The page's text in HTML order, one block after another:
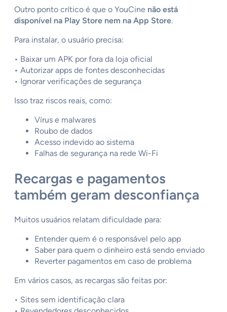
Outro ponto crítico é que o YouCine não está
disponível na Play Store nem na App Store.
Para instalar, o usuário precisa:
• Baixar um APK por fora da loja oficial
• Autorizar apps de fontes desconhecidas
• Ignorar verificações de segurança
Isso traz riscos reais, como:
Vírus e malwares
Roubo de dados
Acesso indevido ao sistema
Falhas de segurança na rede Wi-Fi
Recargas e pagamentos
também geram desconfiança
Muitos usuários relatam dificuldade para:
Entender quem é o responsável pelo app
Saber para quem o dinheiro está sendo enviado
Reverter pagamentos em caso de problema
Em vários casos, as recargas são feitas por:
• Sites sem identificação clara